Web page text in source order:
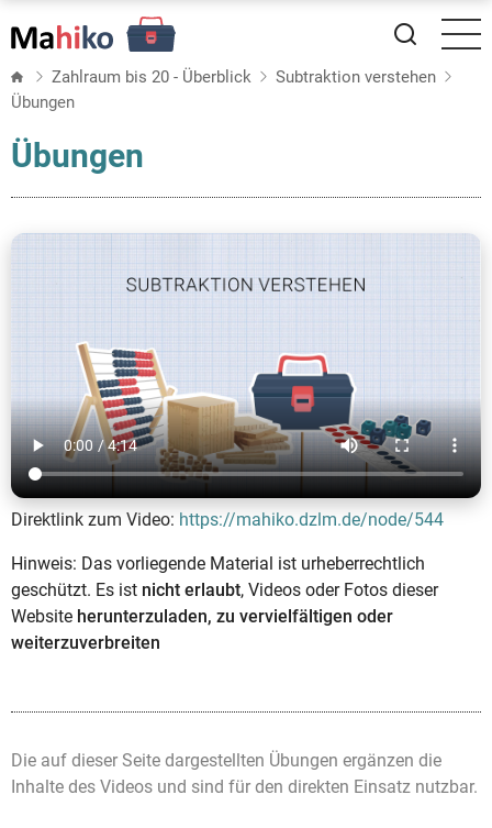
zum
Inhalt Zahlraum bis 20 - Überblick
Subtraktion verstehen
Übungen
Übungen
Direktlink zum Video: https://mahiko.dzlm.de/node/544
Hinweis: Das vorliegende Material ist urheberrechtlich
geschützt. Es ist nicht erlaubt, Videos oder Fotos dieser
Website herunterzuladen, zu vervielfältigen oder
weiterzuverbreiten
Die auf dieser Seite dargestellten Übungen ergänzen die
Inhalte des Videos und sind für den direkten Einsatz nutzbar.